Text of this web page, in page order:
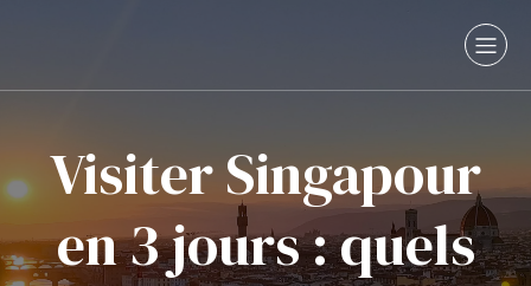
Visiter Singapour
en 3 jours : quels